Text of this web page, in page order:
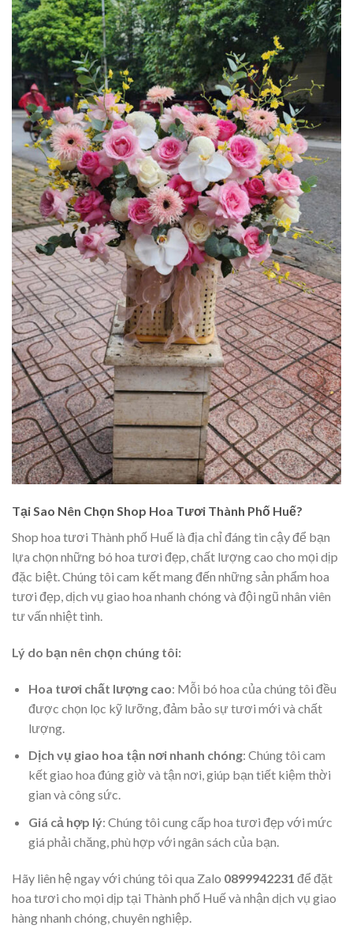
Tại Sao Nên Chọn Shop Hoa Tươi Thành Phố Huế?
Shop hoa tươi Thành phố Huế là địa chỉ đáng tin cậy để bạn
lựa chọn những bó hoa tươi đẹp, chất lượng cao cho mọi dịp
đặc biệt. Chúng tôi cam kết mang đến những sản phẩm hoa
tươi đẹp, dịch vụ giao hoa nhanh chóng và đội ngũ nhân viên
tư vấn nhiệt tình.
Lý do bạn nên chọn chúng tôi:
Hoa tươi chất lượng cao: Mỗi bó hoa của chúng tôi đều
được chọn lọc kỹ lưỡng, đảm bảo sự tươi mới và chất
lượng.
Dịch vụ giao hoa tận nơi nhanh chóng: Chúng tôi cam
kết giao hoa đúng giờ và tận nơi, giúp bạn tiết kiệm thời
gian và công sức.
Giá cả hợp lý: Chúng tôi cung cấp hoa tươi đẹp với mức
giá phải chăng, phù hợp với ngân sách của bạn.
Hãy liên hệ ngay với chúng tôi qua Zalo 0899942231 để đặt
hoa tươi cho mọi dịp tại Thành phố Huế và nhận dịch vụ giao
hàng nhanh chóng, chuyên nghiệp.